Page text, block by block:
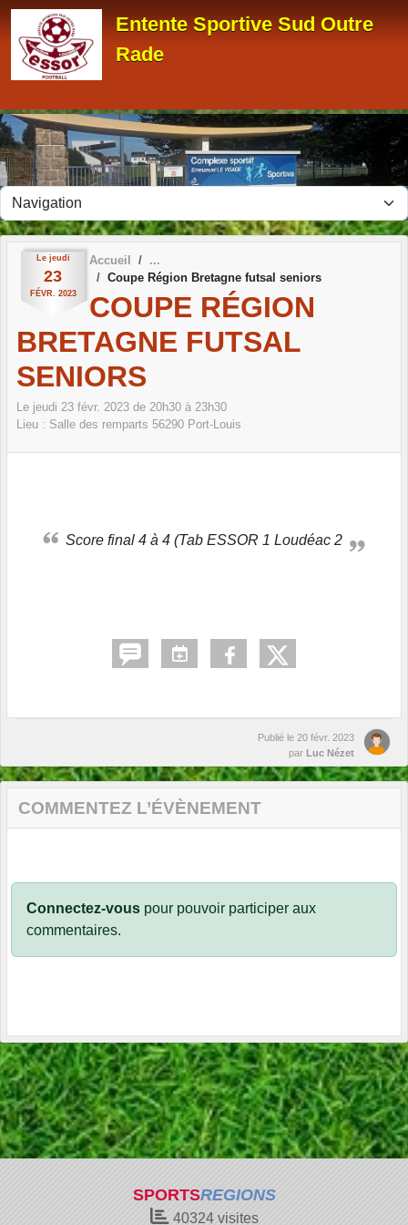
Entente Sportive Sud Outre
Rade
Le jeudi
23
FÉVR. 2023
Accueil
Coupe Région Bretagne futsal seniors
COUPE RÉGION
BRETAGNE FUTSAL
SENIORS
Le jeudi 23 févr. 2023 de 20h30 à 23h30
Lieu : Salle des remparts 56290 Port-Louis
Score final 4 à 4 (Tab ESSOR 1 Loudéac 2
Publié le 20 févr. 2023
par Luc Nézet
COMMENTEZ L’ÉVÈNEMENT
Connectez-vous pour pouvoir participer aux
commentaires.
SPORTSREGIONS
40324visites
Panneau de gestion des cookies